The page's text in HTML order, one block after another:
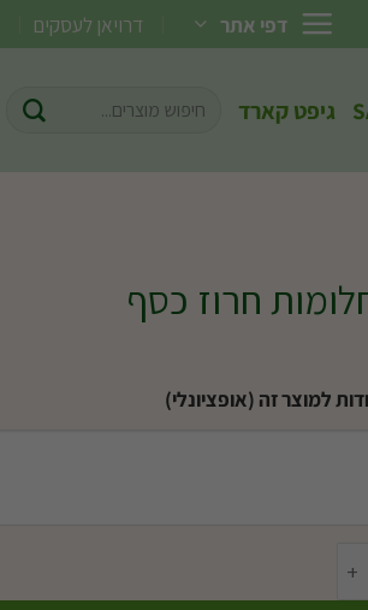
דפי אתר דרויאן לעסקים
גיפט קארד
חרוז כסף
למוצר זה (אופציונלי)
חלומות חרוז כסף